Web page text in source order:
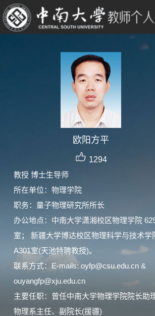
欧阳方平
1294
教授 博士生导师
所在单位：物理学院
职务：量子物理研究所所长
办公地点：中南大学潇湘校区物理学院
室； 新疆大学博达校区物理科学与技术学
A301室(天池特聘教授)。
联系方式：E-mails: oyfp@csu.edu.cn &
ouyangfp@xju.edu.cn
主要任职：曾任中南大学物理学院院长助理
物理系主任、副院长(援疆)